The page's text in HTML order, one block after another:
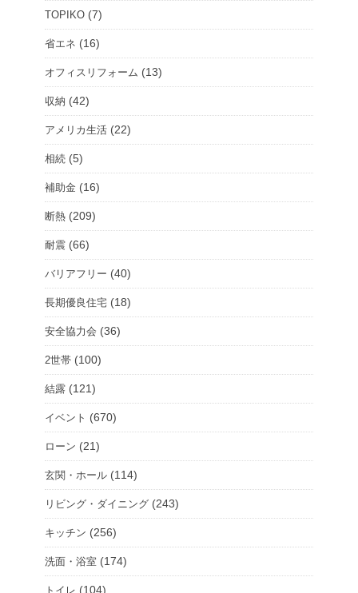
ー
を
選
択
TOPIKO (7)
省エネ (16)
オフィスリフォーム (13)
収納 (42)
アメリカ生活 (22)
相続 (5)
補助金 (16)
断熱 (209)
耐震 (66)
バリアフリー (40)
長期優良住宅 (18)
安全協力会 (36)
2世帯 (100)
結露 (121)
イベント (670)
ローン (21)
玄関・ホール (114)
リビング・ダイニング (243)
キッチン (256)
洗面・浴室 (174)
トイレ (104)